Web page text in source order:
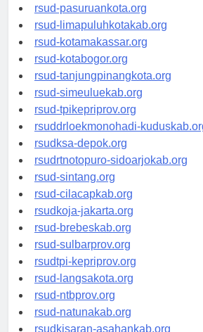
rsucnd-acehbaratkab.org
rsud-pasuruankota.org
rsud-limapuluhkotakab.org
rsud-kotamakassar.org
rsud-kotabogor.org
rsud-tanjungpinangkota.org
rsud-simeuluekab.org
rsud-tpikepriprov.org
rsuddrloekmonohadi-kuduskab.org
rsudksa-depok.org
rsudrtnotopuro-sidoarjokab.org
rsud-sintang.org
rsud-cilacapkab.org
rsudkoja-jakarta.org
rsud-brebeskab.org
rsud-sulbarprov.org
rsudtpi-kepriprov.org
rsud-langsakota.org
rsud-ntbprov.org
rsud-natunakab.org